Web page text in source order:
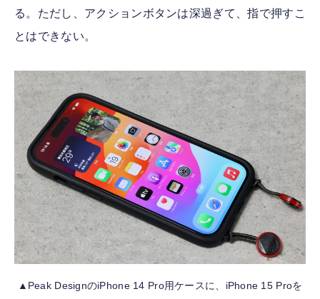
る。ただし、アクションボタンは深過ぎて、指で押すこ
とはできない。
▲Peak DesignのiPhone 14 Pro用ケースに、iPhone 15 Proを